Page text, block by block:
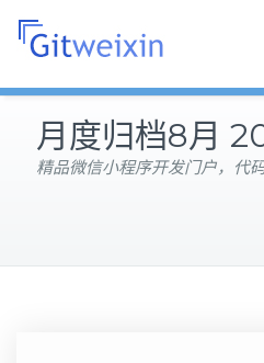
月度归档8月
精品微信小程序开发门户，代